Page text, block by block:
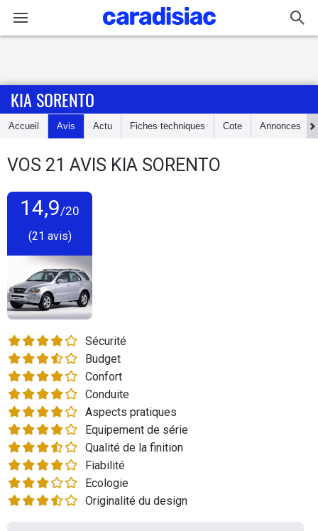
Accueil
Essais
Guide
Electriques
Utilitaires
Flottes
Auto
Services
Forum
Moto
Marques
KIA SORENTO
Accueil Avis Actu Fiches techniques Cote Annonces
VOS 21 AVIS KIA SORENTO
14,9/20
(21 avis)
Sécurité
Budget
Confort
Conduite
Aspects pratiques
Equipement de série
Qualité de la finition
Fiabilité
Ecologie
Originalité du design